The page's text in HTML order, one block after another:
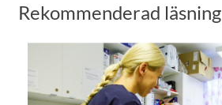
Rekommenderad läsning